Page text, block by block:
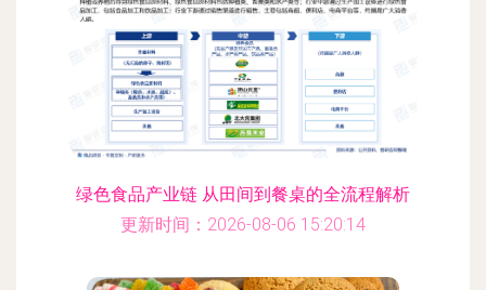
绿色食品产业链 从田间到餐桌的全流程解析
更新时间：2026-08-06 15:20:14